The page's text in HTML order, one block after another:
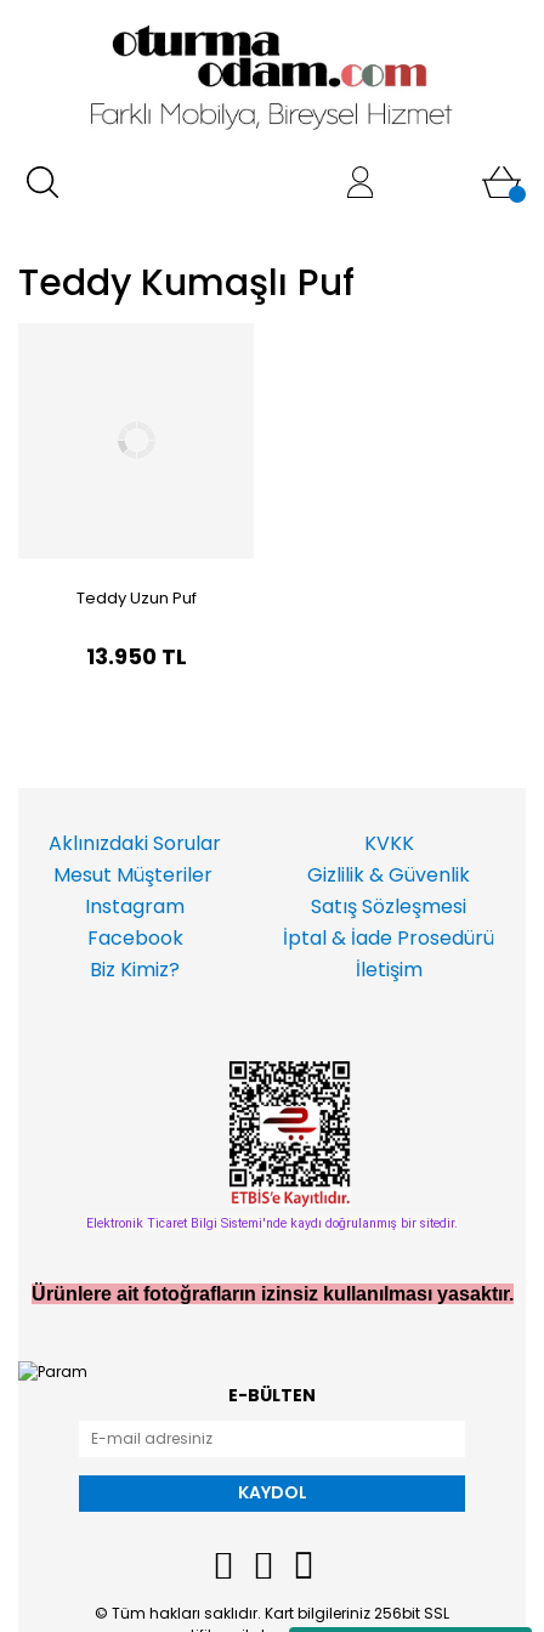
Teddy Kumaşlı Puf
Teddy Uzun Puf
13.950 TL
Aklınızdaki Sorular
KVKK
Mesut Müşteriler
Gizlilik & Güvenlik
Instagram
Satış Sözleşmesi
Facebook
İptal & İade Prosedürü
Biz Kimiz?
İletişim
Elektronik Ticaret Bilgi Sistemi'nde kaydı doğrulanmış bir sitedir.
Ürünlere ait fotoğrafların izinsiz kullanılması yasaktır.
E-BÜLTEN
KAYDOL
© Tüm hakları saklıdır. Kart bilgileriniz 256bit SSL